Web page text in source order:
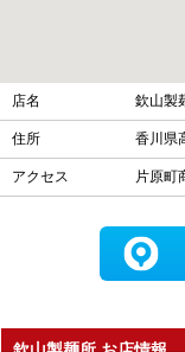
店名 欽山製
住所 香川県
アクセス 片原町